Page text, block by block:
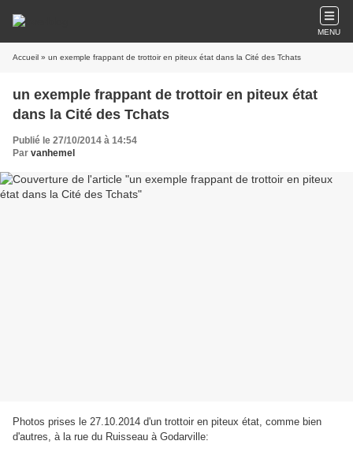
MENU
Accueil » un exemple frappant de trottoir en piteux état dans la Cité des Tchats
un exemple frappant de trottoir en piteux état
dans la Cité des Tchats
Publié le 27/10/2014 à 14:54
Par vanhemel
Photos prises le 27.10.2014 d'un trottoir en piteux état, comme bien
d'autres, à la rue du Ruisseau à Godarville: